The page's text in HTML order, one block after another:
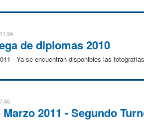
de diplomas 2010
- Ya se encuentran disponibles las
2011 - Segundo